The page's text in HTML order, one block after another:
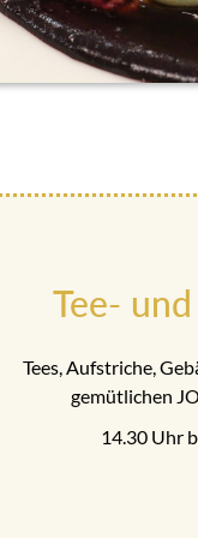
Tee-
Tees, Aufstriche,
gemütlichen
14.30 Uhr